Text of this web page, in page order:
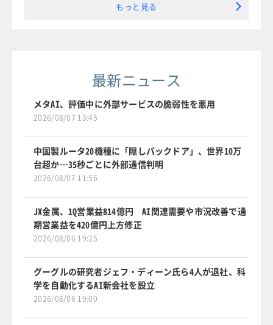
もっと見る
最新ニュース
メタAI、評価中に外部サービスの脆弱性を悪用
2026/08/07 13:45
中国製ルータ20機種に「隠しバックドア」、世界10万
台超か…35秒ごとに外部通信判明
2026/08/07 11:56
JX金属、1Q営業益814億円 AI関連需要や市況改善で通
期営業益を420億円上方修正
2026/08/06 19:25
グーグルの研究者ジェフ・ディーン氏ら4人が退社、科
学を自動化するAI新会社を設立
2026/08/06 19:00